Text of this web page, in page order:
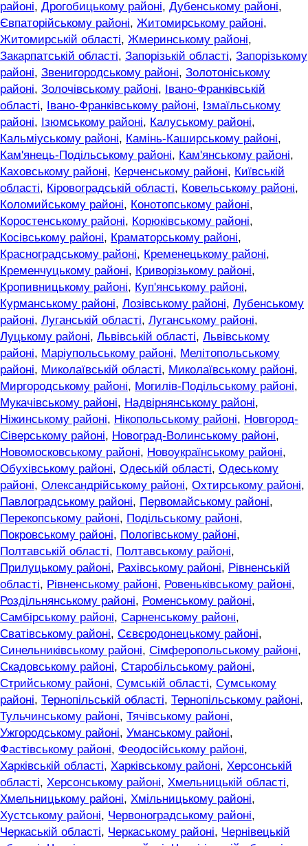
районі, Дрогобицькому районі, Дубенському районі,
Євпаторійському районі, Житомирському районі,
Житомирській області, Жмеринському районі,
Закарпатській області, Запорізькій області, Запорізькому
районі, Звенигородському районі, Золотоніському
районі, Золочівському районі,
Івано-Франківській
області, Івано-Франківському районі, Ізмаїльському
районі, Ізюмському районі, Калуському районі,
Кальміуському районі, Камінь-Каширському районі,
Кам'янець-Подільському районі, Кам'янському районі,
Каховському районі, Керченському районі, Київській
області, Кіровоградській області, Ковельському районі,
Коломийському районі, Конотопському районі,
Коростенському районі, Корюківському районі,
Косівському районі, Краматорському районі,
Красноградському районі, Кременецькому районі,
Кременчуцькому районі, Криворізькому районі,
Кропивницькому районі, Куп'янському районі,
Курманському районі, Лозівському районі, Лубенському
районі, Луганській області, Луганському районі,
Луцькому районі, Львівській області, Львівському
районі, Маріупольському районі, Мелітопольському
районі, Миколаївській області, Миколаївському районі,
Миргородському районі, Могилів-Подільському районі,
Мукачівському районі, Надвірнянському районі,
Ніжинському районі, Нікопольському районі, Новгород-
Сіверському районі, Новоград-Волинському районі,
Новомосковському районі, Новоукраїнському районі,
Обухівському районі, Одеській області, Одеському
районі, Олександрійському районі, Охтирському районі,
Павлоградському районі, Первомайському районі,
Перекопському районі, Подільському районі,
Покровському районі, Пологівському районі,
Полтавській області, Полтавському районі,
Прилуцькому районі, Рахівському районі, Рівненській
області, Рівненському районі, Ровеньківському районі,
Роздільнянському районі, Роменському районі,
Самбірському районі, Сарненському районі,
Сватівському районі, Сєвєродонецькому районі,
Синельниківському районі, Сімферопольському районі,
Скадовському районі, Старобільському районі,
Стрийському районі, Сумській області, Сумському
районі, Тернопільській області, Тернопільському районі,
Тульчинському районі, Тячівському районі,
Ужгородському районі, Уманському районі,
Фастівському районі, Феодосійському районі,
Харківській області, Харківському районі, Херсонській
області, Херсонському районі, Хмельницькій області,
Хмельницькому районі, Хмільницькому районі,
Хустському районі, Червоноградському районі,
Черкаській області, Черкаському районі, Чернівецькій